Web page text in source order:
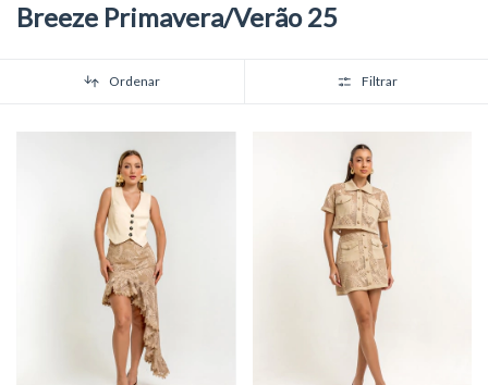
Breeze Primavera/Verão 25
Ordenar Filtrar